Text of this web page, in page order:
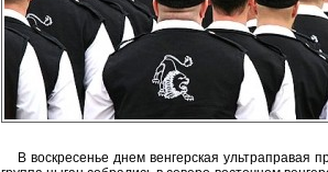
В воскресенье днем венгерская ультраправая